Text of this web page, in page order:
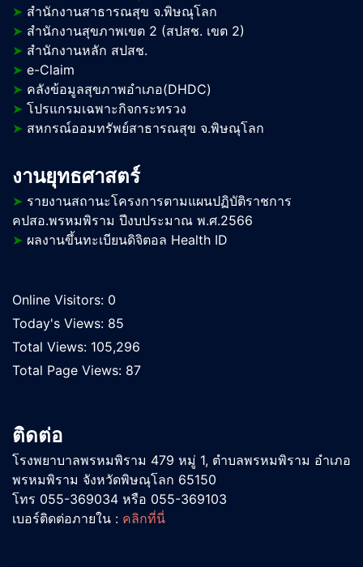
➤ สำนักงานสาธารณสุข จ.พิษณุโลก
➤ สำนักงานสุขภาพเขต 2 (สปสช. เขต 2)
➤ สำนักงานหลัก สปสช.
➤ e-Claim
➤ คลังข้อมูลสุขภาพอำเภอ(DHDC)
➤ โปรแกรมเฉพาะกิจกระทรวง
➤ สหกรณ์ออมทรัพย์สาธารณสุข จ.พิษณุโลก
งานยุทธศาสตร์
➤ รายงานสถานะโครงการตามแผนปฏิบัติราชการ
คปสอ.พรหมพิราม ปีงบประมาณ พ.ศ.2566
➤ ผลงานขึ้นทะเบียนดิจิตอล Health ID
Online Visitors: 0
Today's Views: 85
Total Views: 105,296
Total Page Views: 87
ติดต่อ
โรงพยาบาลพรหมพิราม 479 หมู่ 1, ตำบลพรหมพิราม อำเภอ
พรหมพิราม จังหวัดพิษณุโลก 65150
โทร 055-369034 หรือ 055-369103
เบอร์ติดต่อภายใน : คลิกที่นี่